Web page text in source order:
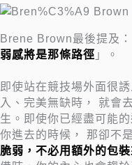
Brene Brown最後提及：
弱感將是那條路徑 」。
即使站在競技場外面很
入、完美無缺時， 就會
生。即使你已經盡可能
你進去的時候， 那卻不
脆弱，不必用額外的包